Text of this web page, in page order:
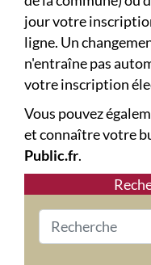
jour votre
ligne. Un
n'entraîne pas
votre inscription
Vous pouvez
et connaître votre
Public.fr.